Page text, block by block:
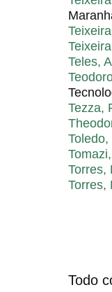
Teles,
Tezza,
Torres,
Torres,
Todo